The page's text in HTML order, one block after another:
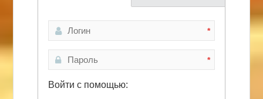
*
*
Войти с помощью: